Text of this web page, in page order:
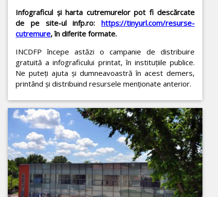
Infograficul și harta cutremurelor pot fi descărcate
de pe site-ul infp.ro: https://tinyurl.com/resurse-
cutremure, în diferite formate.
INCDFP începe astăzi o campanie de distribuire
gratuită a infograficului printat, în instituțiile publice.
Ne puteți ajuta și dumneavoastră în acest demers,
printând și distribuind resursele menționate anterior.